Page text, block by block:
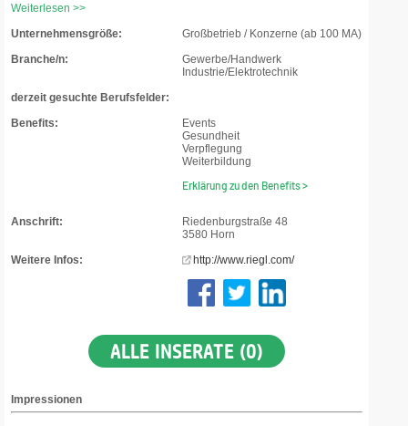
Weiterlesen >>
Unternehmensgröße:
Großbetrieb / Konzerne (ab 100 MA)
Branche/n:
Gewerbe/Handwerk
Industrie/Elektrotechnik
derzeit gesuchte Berufsfelder:
Benefits:
Events
Gesundheit
Verpflegung
Weiterbildung
Erklärung zu den Benefits >
Anschrift:
Riedenburgstraße 48
3580 Horn
Weitere Infos:
http://www.riegl.com/
ALLE INSERATE (0)
Impressionen